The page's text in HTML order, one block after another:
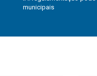
municipais